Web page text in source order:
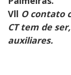
Vll O contato
CT tem de
auxiliares.